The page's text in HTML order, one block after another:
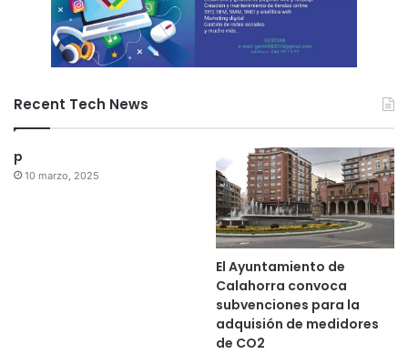
Recent Tech News
p
10 marzo, 2025
El Ayuntamiento de
Calahorra convoca
subvenciones para la
adquisión de medidores
de CO2